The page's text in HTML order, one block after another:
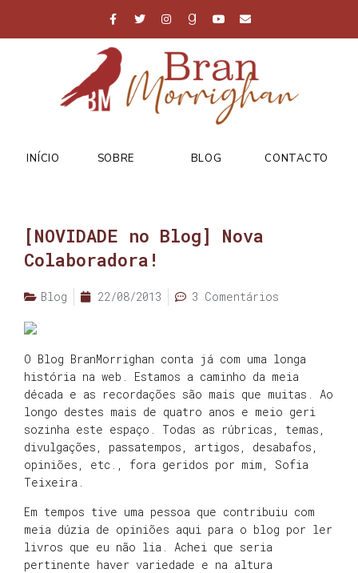
INÍCIO SOBRE BLOG CONTACTO
[NOVIDADE no Blog] Nova
Colaboradora!
Blog 22/08/2013 3 Comentários
O Blog BranMorrighan conta já com uma longa
história na web. Estamos a caminho da meia
década e as recordações são mais que muitas. Ao
longo destes mais de quatro anos e meio geri
sozinha este espaço. Todas as rúbricas, temas,
divulgações, passatempos, artigos, desabafos,
opiniões, etc., fora geridos por mim, Sofia
Teixeira.
Em tempos tive uma pessoa que contribuiu com
meia dúzia de opiniões aqui para o blog por ler
livros que eu não lia. Achei que seria
pertinente haver variedade e na altura